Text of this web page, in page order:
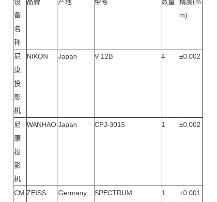
备
名
称
m)
尼
康
投
影
机
NIKON Japan V-12B 4 ±0.002
尼
康
投
影
机
WANHAO Japan CPJ-3015 1 ±0.002
CM ZEISS Germany SPECTRUM 1 ±0.001